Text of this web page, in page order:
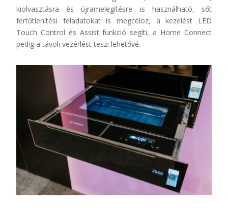
kiolvasztásra és újramelegítésre is használható, sőt
fertőtlenítési feladatokat is megcéloz, a kezelést LED
Touch Control és Assist funkció segíti, a Home Connect
pedig a távoli vezérlést teszi lehetővé.